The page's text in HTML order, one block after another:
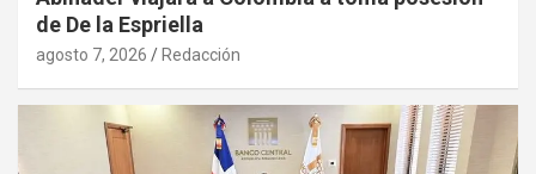
de De la Espriella
agosto 7, 2026 Redacción